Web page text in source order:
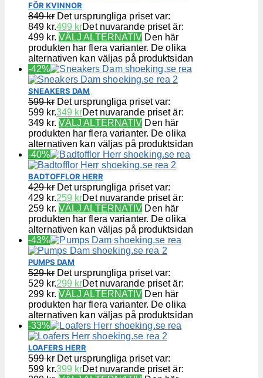
FÖR KVINNOR
849kr Det ursprungliga priset var:
849 kr.499 krDet nuvarande priset är:
499 kr. VÄLJ ALTERNATIV Den här
produkten har flera varianter. De olika
alternativen kan väljas på produktsidan
-42%
SNEAKERS DAM
599kr Det ursprungliga priset var:
599 kr.349 krDet nuvarande priset är:
349 kr. VÄLJ ALTERNATIV Den här
produkten har flera varianter. De olika
alternativen kan väljas på produktsidan
-40%
BADTOFFLOR HERR
429kr Det ursprungliga priset var:
429 kr.259 krDet nuvarande priset är:
259 kr. VÄLJ ALTERNATIV Den här
produkten har flera varianter. De olika
alternativen kan väljas på produktsidan
-43%
PUMPS DAM
529kr Det ursprungliga priset var:
529 kr.299 krDet nuvarande priset är:
299 kr. VÄLJ ALTERNATIV Den här
produkten har flera varianter. De olika
alternativen kan väljas på produktsidan
-33%
LOAFERS HERR
599kr Det ursprungliga priset var:
599 kr.399 krDet nuvarande priset är: